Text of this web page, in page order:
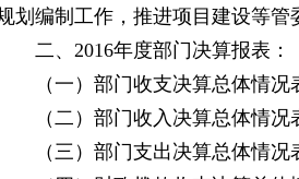
划编制工作，推进项目建设等管
二、2016年度部门决算报表：
（一）部门收支决算总体情况
（二）部门收入决算总体情况
（三）部门支出决算总体情况